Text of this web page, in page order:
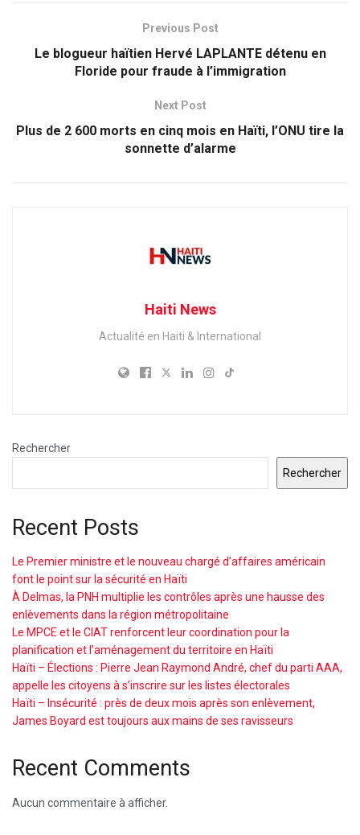
Previous Post
Le blogueur haïtien Hervé LAPLANTE détenu en
Floride pour fraude à l’immigration
Next Post
Plus de 2 600 morts en cinq mois en Haïti, l’ONU tire la
sonnette d’alarme
Haiti News
Actualité en Haiti & International
Rechercher
Rechercher
Recent Posts
Le Premier ministre et le nouveau chargé d’affaires américain
font le point sur la sécurité en Haïti
À Delmas, la PNH multiplie les contrôles après une hausse des
enlèvements dans la région métropolitaine
Le MPCE et le CIAT renforcent leur coordination pour la
planification et l’aménagement du territoire en Haïti
Haïti – Élections : Pierre Jean Raymond André, chef du parti AAA,
appelle les citoyens à s’inscrire sur les listes électorales
Haïti – Insécurité : près de deux mois après son enlèvement,
James Boyard est toujours aux mains de ses ravisseurs
Recent Comments
Aucun commentaire à afficher.